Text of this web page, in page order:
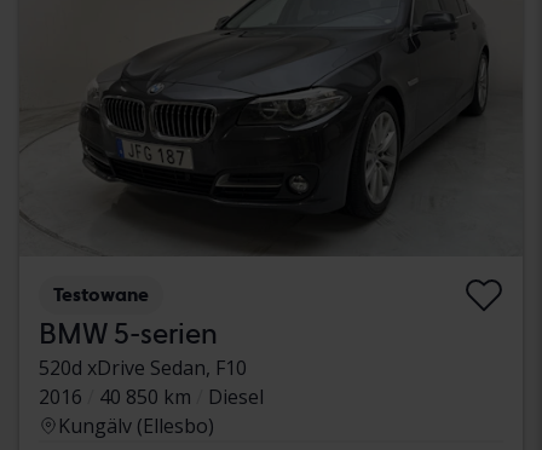
Testowane
BMW 5-serien
520d xDrive Sedan, F10
2016
40 850 km
Diesel
Kungälv (Ellesbo)